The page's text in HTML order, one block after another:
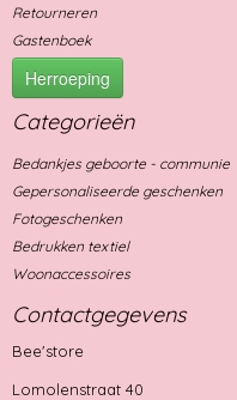
Retourneren
Gastenboek
Herroeping
Categorieën
Bedankjes geboorte - communie
Gepersonaliseerde geschenken
Fotogeschenken
Bedrukken textiel
Woonaccessoires
Contactgegevens
Bee'store
Lomolenstraat 40